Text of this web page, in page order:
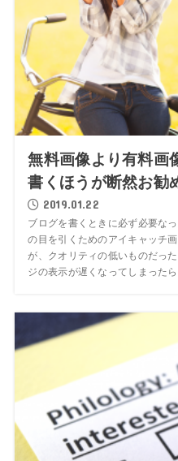
無料画像より有料画
書くほうが断然お勧
2019.01.22
ブログを書くときに必ず必要な
の目を引くためのアイキャッチ
が、クオリティの低いものだっ
ジの表示が遅くなってしまったら